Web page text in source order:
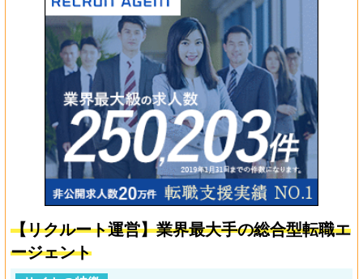
【リクルート運営】業界最大手の総合型転職エ
ージェント